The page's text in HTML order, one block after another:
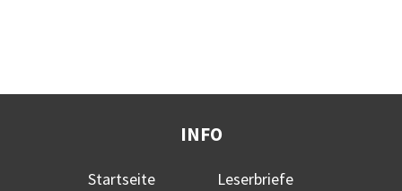
INFO
Startseite
Leserbriefe